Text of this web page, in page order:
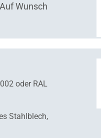
Wunsch
oder RAL
Stahlblech,